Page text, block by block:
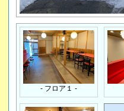
- フロア１ -